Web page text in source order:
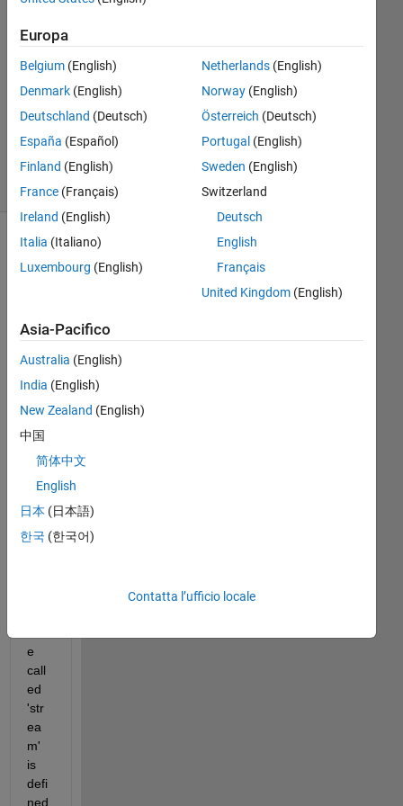
Risposta
accettata
Aggiornato
22 Nov
16
Visualizzazioni
(30 giorni)
Mostra
commenti
Hi,
I
e a
For
tran
cod
e
e
call
ed
'str
ea
m'
is
defi
ned
Europa
Belgium (English)
Denmark (English)
Deutschland (Deutsch)
España (Español)
Finland (English)
France (Français)
Ireland (English)
Italia (Italiano)
Luxembourg (English)
Netherlands(English)
Norway(English)
Österreich (Deutsch)
Portugal (English)
Sweden (English)
Switzerland
Deutsch
English
Français
United Kingdom(English)
Asia-Pacifico
Australia (English)
India (English)
New Zealand (English)
中国
简体中文
English
日本 (日本語)
한국 (한국어)
Contatta l’ufficio locale